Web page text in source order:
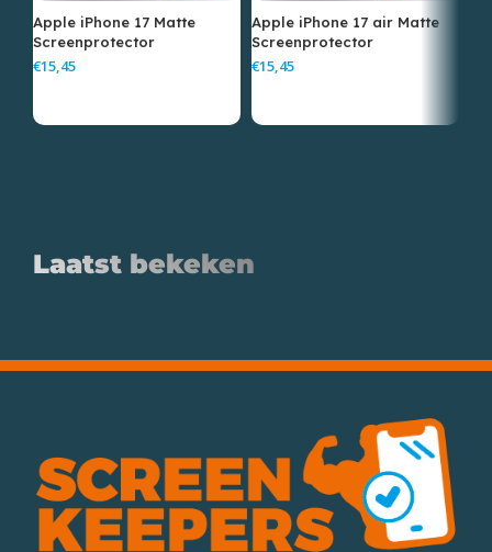
Apple iPhone 17 Matte
Screenprotector
€
Apple iPhone 17 air Matte
Screenprotector
€
Laatst bekeken